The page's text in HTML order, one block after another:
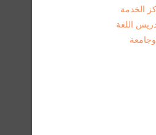
الخدمة
/ 2011 ، ومحاضر في تدريس اللغة